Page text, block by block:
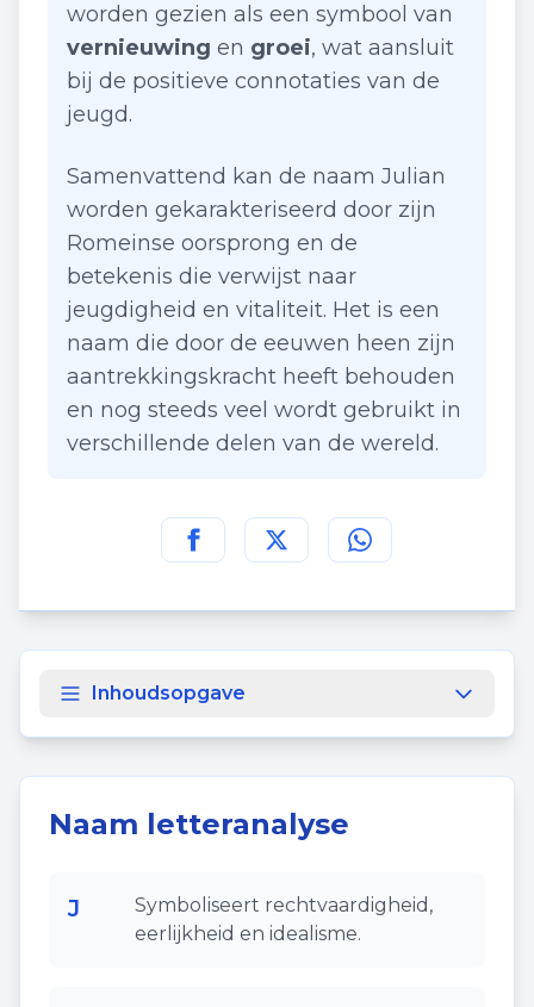
worden gezien als een symbool van
vernieuwing en groei, wat aansluit
bij de positieve connotaties van de
jeugd.
Samenvattend kan de naam Julian
worden gekarakteriseerd door zijn
Romeinse oorsprong en de
betekenis die verwijst naar
jeugdigheid en vitaliteit. Het is een
naam die door de eeuwen heen zijn
aantrekkingskracht heeft behouden
en nog steeds veel wordt gebruikt in
verschillende delen van de wereld.
Deel deze pagina op
Deel deze pagina op
Deel deze pagina
Inhoudsopgave
Naam letteranalyse
J
Symboliseert rechtvaardigheid,
eerlijkheid en idealisme.